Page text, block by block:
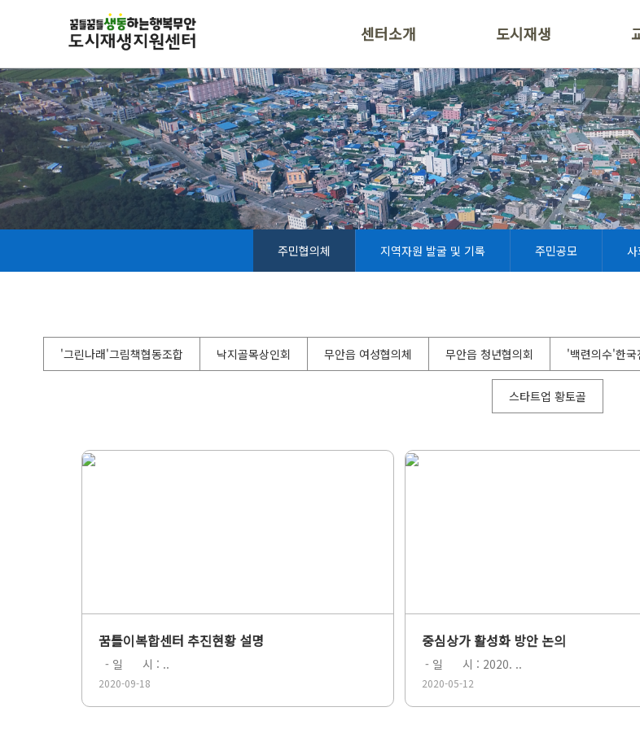
센터소개 도시재생
주민협의체 지역자원 발굴 및 기록 주민공모
'그린나래'그림책협동조합 낙지골목상인회 무안읍 여성협의체 무안읍 청년협의회 '백련의수'한국
스타트업 황토골
꿈틀이복합센터 추진현황 설명
- 일 시 : ..
2020-09-18
중심상가 활성화 방안 논의
- 일 시 : 2020. ..
2020-05-12